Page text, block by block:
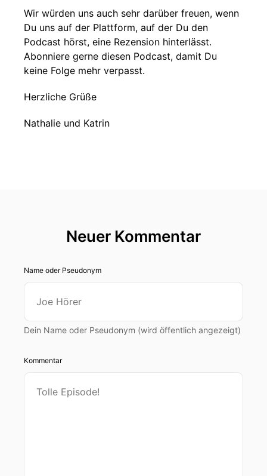
Wir würden uns auch sehr darüber freuen, wenn
Du uns auf der Plattform, auf der Du den
Podcast hörst, eine Rezension hinterlässt.
Abonniere gerne diesen Podcast, damit Du
keine Folge mehr verpasst.
Herzliche Grüße
Nathalie und Katrin
Neuer Kommentar
Name oder Pseudonym
Dein Name oder Pseudonym (wird öffentlich angezeigt)
Kommentar